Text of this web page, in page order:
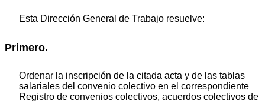
Esta Dirección General de Trabajo resuelve:
Primero.
Ordenar la inscripción de la citada acta y de las tablas
salariales del convenio colectivo en el correspondiente
Registro de convenios colectivos, acuerdos colectivos de